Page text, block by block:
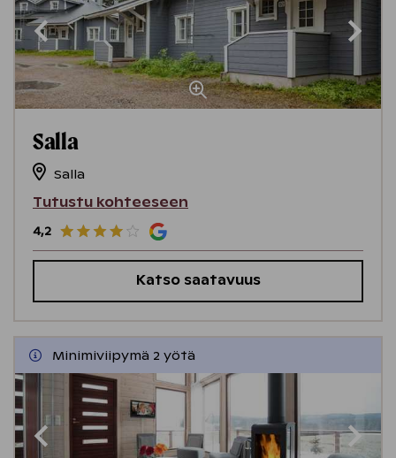
Salla
Salla
Tutustu kohteeseen
4,2
Katso saatavuus
Minimiviipymä 2 yötä